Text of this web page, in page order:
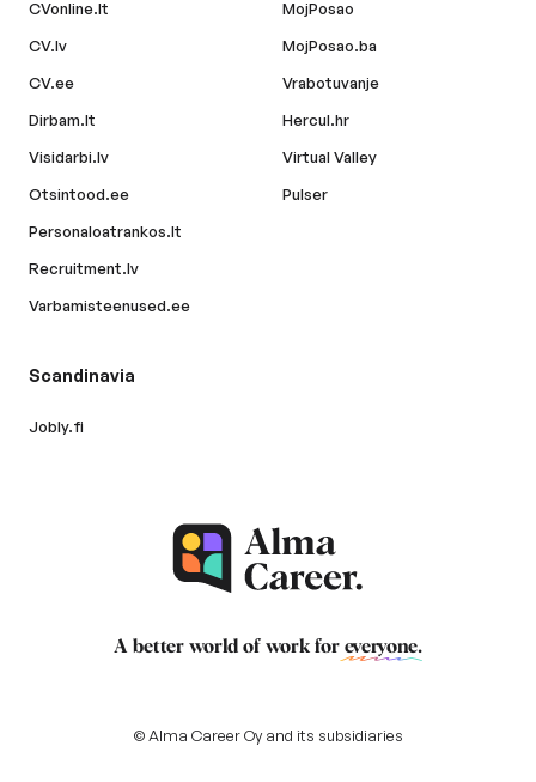
CVonline.lt
CV.lv
CV.ee
Dirbam.lt
Visidarbi.lv
Otsintood.ee
Personaloatrankos.lt
Recruitment.lv
Varbamisteenused.ee
MojPosao
MojPosao.ba
Vrabotuvanje
Hercul.hr
Virtual Valley
Pulser
Scandinavia
Jobly.fi
A better world of work for everyone.
© Alma Career Oy and its subsidiaries